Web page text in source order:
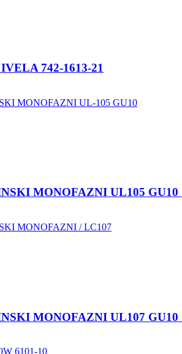
742-1613-21
MONOFAZNI UL105 GU10
MONOFAZNI UL107 GU10